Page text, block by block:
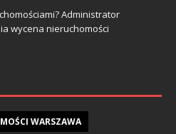
Administrator
wycena nieruchomości
WARSZAWA